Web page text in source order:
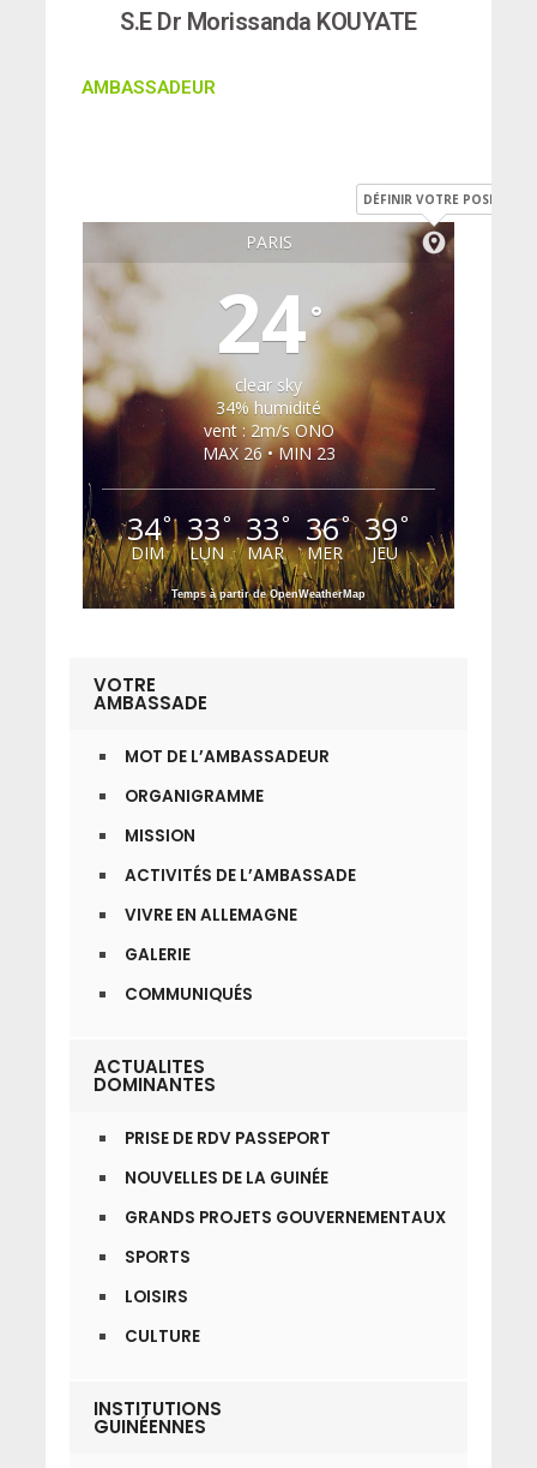
S.E Dr Morissanda KOUYATE
AMBASSADEUR
PARIS
DÉFINIR VOTRE POSITION
24°
clear sky
34% humidité
vent : 2m/s ONO
MAX 26 • MIN 23
34°
DIM
33°
LUN
33°
MAR
36°
MER
39°
JEU
Temps à partir de OpenWeatherMap
VOTRE
AMBASSADE
MOT DE L’AMBASSADEUR
ORGANIGRAMME
MISSION
ACTIVITÉS DE L’AMBASSADE
VIVRE EN ALLEMAGNE
GALERIE
COMMUNIQUÉS
ACTUALITES
DOMINANTES
PRISE DE RDV PASSEPORT
NOUVELLES DE LA GUINÉE
GRANDS PROJETS GOUVERNEMENTAUX
SPORTS
LOISIRS
CULTURE
INSTITUTIONS
GUINÉENNES